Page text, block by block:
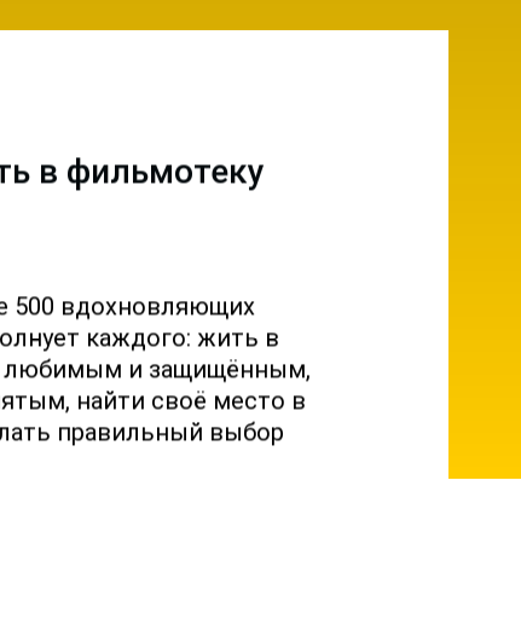
в фильмотеку
500 вдохновляющих
каждого: жить в
любимым и защищённым,
найти своё место в
правильный выбор